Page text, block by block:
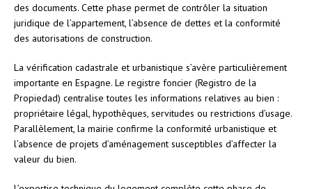
des documents. Cette phase permet de contrôler la situation
juridique de l’appartement, l’absence de dettes et la conformité
des autorisations de construction.
La vérification cadastrale et urbanistique s’avère particulièrement
importante en Espagne. Le registre foncier (Registro de la
Propiedad) centralise toutes les informations relatives au bien :
propriétaire légal, hypothèques, servitudes ou restrictions d’usage.
Parallèlement, la mairie confirme la conformité urbanistique et
l’absence de projets d’aménagement susceptibles d’affecter la
valeur du bien.